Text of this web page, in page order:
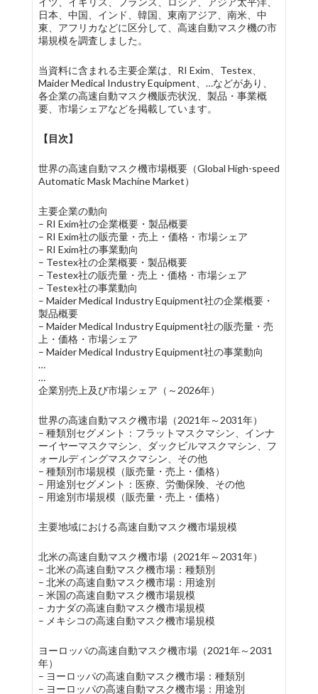
日本、中国、インド、韓国、東南アジア、南米、中
東、アフリカなどに区分して、高速自動マスク機の市
場規模を調査しました。
当資料に含まれる主要企業は、RI Exim、Testex、
Maider Medical Industry Equipment、…などがあり、
各企業の高速自動マスク機販売状況、製品・事業概
要、市場シェアなどを掲載しています。
【目次】
世界の高速自動マスク機市場概要（Global High-speed
Automatic Mask Machine Market）
主要企業の動向
– RI Exim社の企業概要・製品概要
– RI Exim社の販売量・売上・価格・市場シェア
– RI Exim社の事業動向
– Testex社の企業概要・製品概要
– Testex社の販売量・売上・価格・市場シェア
– Testex社の事業動向
– Maider Medical Industry Equipment社の企業概要・
製品概要
– Maider Medical Industry Equipment社の販売量・売
上・価格・市場シェア
– Maider Medical Industry Equipment社の事業動向
…
…
企業別売上及び市場シェア（～2026年）
世界の高速自動マスク機市場（2021年～2031年）
– 種類別セグメント：フラットマスクマシン、インナ
ーイヤーマスクマシン、ダックビルマスクマシン、フ
ォールディングマスクマシン、その他
– 種類別市場規模（販売量・売上・価格）
– 用途別セグメント：医療、労働保険、その他
– 用途別市場規模（販売量・売上・価格）
主要地域における高速自動マスク機市場規模
北米の高速自動マスク機市場（2021年～2031年）
– 北米の高速自動マスク機市場：種類別
– 北米の高速自動マスク機市場：用途別
– 米国の高速自動マスク機市場規模
– カナダの高速自動マスク機市場規模
– メキシコの高速自動マスク機市場規模
ヨーロッパの高速自動マスク機市場（2021年～2031
年）
– ヨーロッパの高速自動マスク機市場：種類別
– ヨーロッパの高速自動マスク機市場：用途別